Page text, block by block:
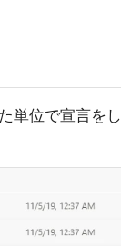
単位で宣言をし